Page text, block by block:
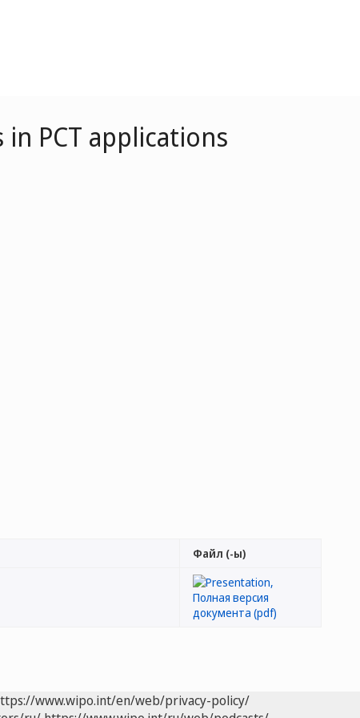
PCT applications
Файл (-ы)
www.wipo.int/en/web/privacy-policy/